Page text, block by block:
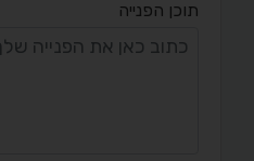
תוכן הפנייה